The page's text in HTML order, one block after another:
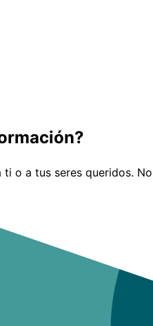
o a tus seres queridos. No